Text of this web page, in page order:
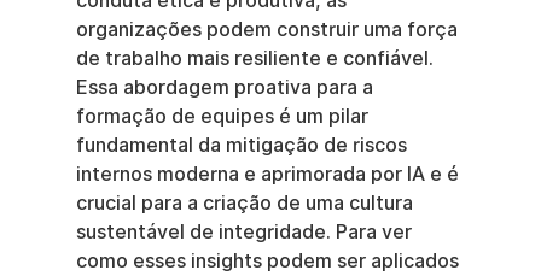
organizações podem construir uma força
de trabalho mais resiliente e confiável.
Essa abordagem proativa para a
formação de equipes é um pilar
fundamental da mitigação de riscos
internos moderna e aprimorada por IA e é
crucial para a criação de uma cultura
sustentável de integridade. Para ver
como esses insights podem ser aplicados